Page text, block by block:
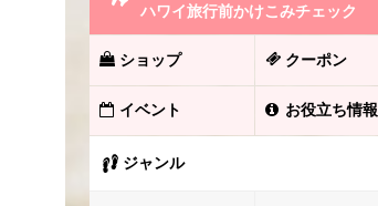
ハワイ旅行前かけこみチェック
ショップ クーポン
イベント お役立ち情報
ジャンル